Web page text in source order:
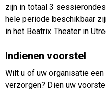
zijn in totaal 3
hele periode beschikbaar
in het Beatrix Theater in
Indienen voorstel
Wilt u of uw organisatie
verzorgen? Dien uw